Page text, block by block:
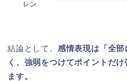
レン
結論として、 感情表現は「全
く、強弱をつけてポイントだ
ます。